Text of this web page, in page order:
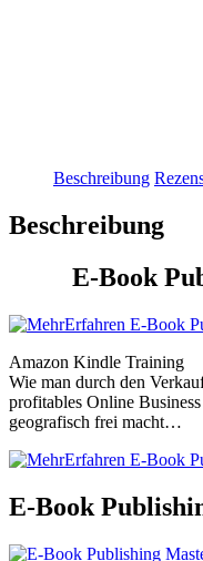
Beschreibung
Beschreibung
E-Book
Amazon Kindle Training
Wie man durch den
profitables Online
geografisch frei macht…
E-Book